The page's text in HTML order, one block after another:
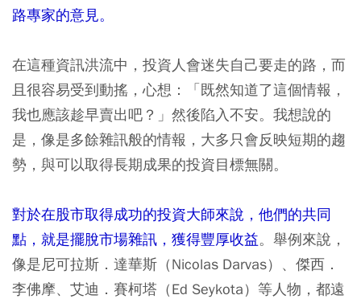
路專家的意見。
在這種資訊洪流中，投資人會迷失自己要走的路，而
且很容易受到動搖，心想：「既然知道了這個情報，
我也應該趁早賣出吧？」然後陷入不安。我想說的
是，像是多餘雜訊般的情報，大多只會反映短期的趨
勢，與可以取得長期成果的投資目標無關。
對於在股市取得成功的投資大師來說，他們的共同
點，就是擺脫市場雜訊，獲得豐厚收益。舉例來說，
像是尼可拉斯．達華斯（Nicolas Darvas）、傑西．
李佛摩、艾迪．賽柯塔（Ed Seykota）等人物，都遠